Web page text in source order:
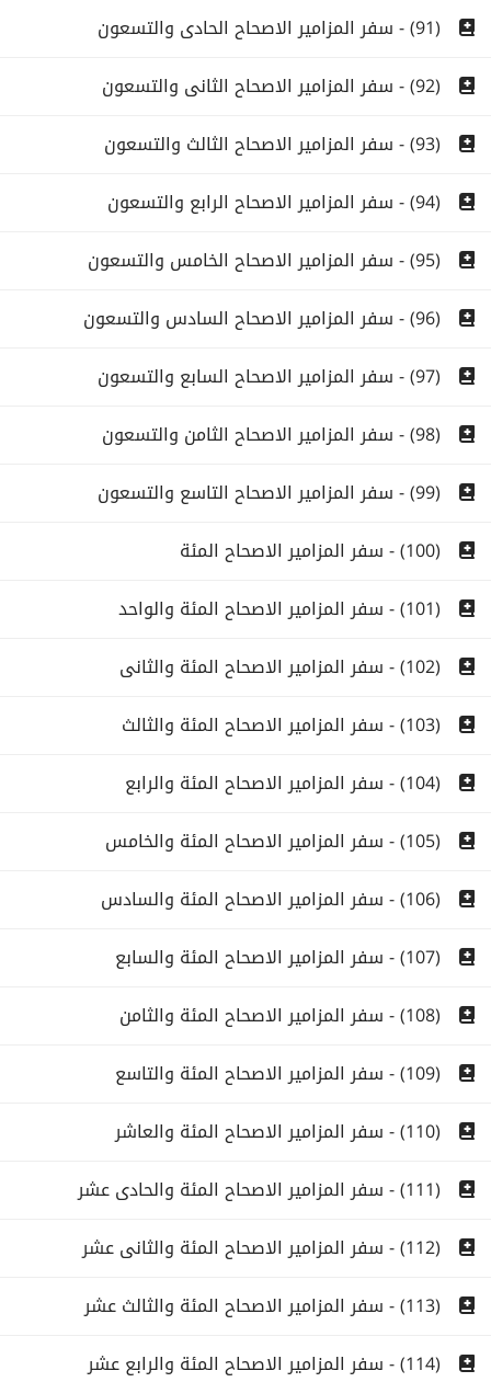
(91) - سفر المزامير الاصحاح الحادى والتسعون
(92) - سفر المزامير الاصحاح الثانى والتسعون
(93) - سفر المزامير الاصحاح الثالث والتسعون
(94) - سفر المزامير الاصحاح الرابع والتسعون
(95) - سفر المزامير الاصحاح الخامس والتسعون
(96) - سفر المزامير الاصحاح السادس والتسعون
(97) - سفر المزامير الاصحاح السابع والتسعون
(98) - سفر المزامير الاصحاح الثامن والتسعون
(99) - سفر المزامير الاصحاح التاسع والتسعون
(100) - سفر المزامير الاصحاح المئة
(101) - سفر المزامير الاصحاح المئة والواحد
(102) - سفر المزامير الاصحاح المئة والثانى
(103) - سفر المزامير الاصحاح المئة والثالث
(104) - سفر المزامير الاصحاح المئة والرابع
(105) - سفر المزامير الاصحاح المئة والخامس
(106) - سفر المزامير الاصحاح المئة والسادس
(107) - سفر المزامير الاصحاح المئة والسابع
(108) - سفر المزامير الاصحاح المئة والثامن
(109) - سفر المزامير الاصحاح المئة والتاسع
(110) - سفر المزامير الاصحاح المئة والعاشر
(111) - سفر المزامير الاصحاح المئة والحادى عشر
(112) - سفر المزامير الاصحاح المئة والثانى عشر
(113) - سفر المزامير الاصحاح المئة والثالث عشر
(114) - سفر المزامير الاصحاح المئة والرابع عشر